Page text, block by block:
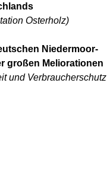
Osterholz)
Niedermoor-
großen Meliorationen
und Verbraucherschutz